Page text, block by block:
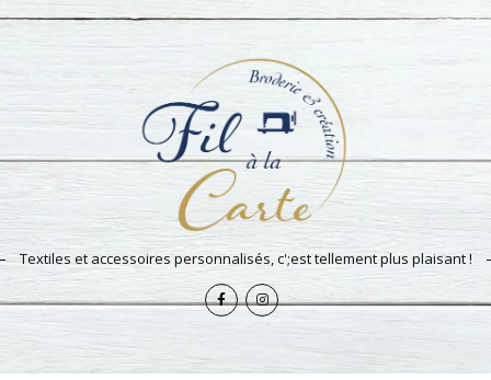
Textiles et accessoires personnalisés, c';est tellement plus plaisant !